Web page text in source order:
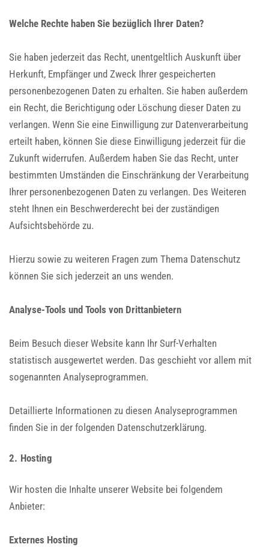
Welche Rechte haben Sie bezüglich Ihrer Daten?
Sie haben jederzeit das Recht, unentgeltlich Auskunft über
Herkunft, Empfänger und Zweck Ihrer gespeicherten
personenbezogenen Daten zu erhalten. Sie haben außerdem
ein Recht, die Berichtigung oder Löschung dieser Daten zu
verlangen. Wenn Sie eine Einwilligung zur Datenverarbeitung
erteilt haben, können Sie diese Einwilligung jederzeit für die
Zukunft widerrufen. Außerdem haben Sie das Recht, unter
bestimmten Umständen die Einschränkung der Verarbeitung
Ihrer personenbezogenen Daten zu verlangen. Des Weiteren
steht Ihnen ein Beschwerderecht bei der zuständigen
Aufsichtsbehörde zu.
Hierzu sowie zu weiteren Fragen zum Thema Datenschutz
können Sie sich jederzeit an uns wenden.
Analyse-Tools und Tools von Dritt­anbietern
Beim Besuch dieser Website kann Ihr Surf-Verhalten
statistisch ausgewertet werden. Das geschieht vor allem mit
sogenannten Analyseprogrammen.
Detaillierte Informationen zu diesen Analyseprogrammen
finden Sie in der folgenden Datenschutzerklärung.
2. Hosting
Wir hosten die Inhalte unserer Website bei folgendem
Anbieter:
Externes Hosting